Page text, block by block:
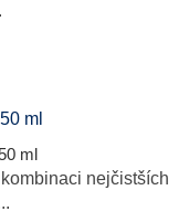
ml
nejčistších